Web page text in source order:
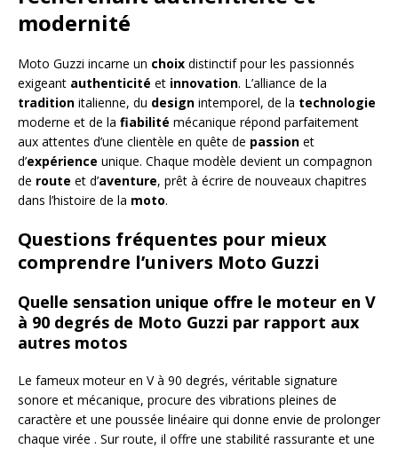
modernité
Moto Guzzi incarne un choix distinctif pour les passionnés
exigeant authenticité et innovation. L’alliance de la
tradition italienne, du design intemporel, de la technologie
moderne et de la fiabilité mécanique répond parfaitement
aux attentes d’une clientèle en quête de passion et
d’expérience unique. Chaque modèle devient un compagnon
de route et d’aventure, prêt à écrire de nouveaux chapitres
dans l’histoire de la moto.
Questions fréquentes pour mieux
comprendre l’univers Moto Guzzi
Quelle sensation unique offre le moteur en V
à 90 degrés de Moto Guzzi par rapport aux
autres motos
Le fameux moteur en V à 90 degrés, véritable signature
sonore et mécanique, procure des vibrations pleines de
caractère et une poussée linéaire qui donne envie de prolonger
chaque virée . Sur route, il offre une stabilité rassurante et une